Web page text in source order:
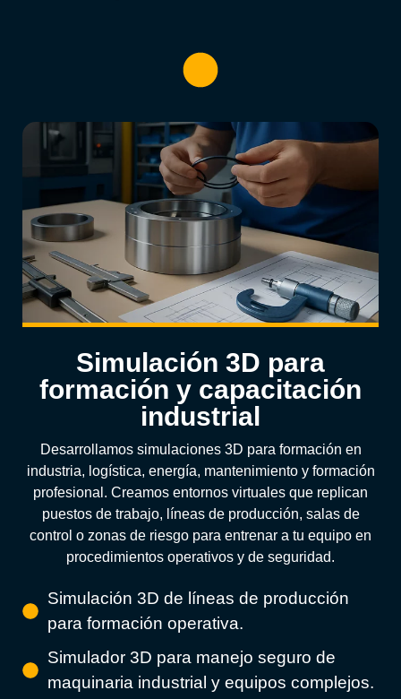
Simulación 3D para
formación y capacitación
industrial
Desarrollamos simulaciones 3D para formación en
industria, logística, energía, mantenimiento y formación
profesional. Creamos entornos virtuales que replican
puestos de trabajo, líneas de producción, salas de
control o zonas de riesgo para entrenar a tu equipo en
procedimientos operativos y de seguridad.
Simulación 3D de líneas de producción
para formación operativa.
Simulador 3D para manejo seguro de
maquinaria industrial y equipos complejos.